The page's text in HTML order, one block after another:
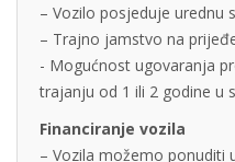
– Vozilo posjeduje urednu
– Trajno jamstvo na
- Mogućnost ugovaranja
trajanju od 1 ili 2 godine u
Financiranje vozila
– Vozila možemo ponuditi